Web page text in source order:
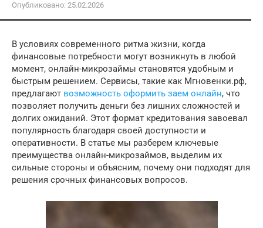
Опубликовано: 25.02.2026
В условиях современного ритма жизни, когда
финансовые потребности могут возникнуть в любой
момент, онлайн-микрозаймы становятся удобным и
быстрым решением. Сервисы, такие как Мгновенки.рф,
предлагают возможность оформить заем онлайн, что
позволяет получить деньги без лишних сложностей и
долгих ожиданий. Этот формат кредитования завоевал
популярность благодаря своей доступности и
оперативности. В статье мы разберем ключевые
преимущества онлайн-микрозаймов, выделим их
сильные стороны и объясним, почему они подходят для
решения срочных финансовых вопросов.